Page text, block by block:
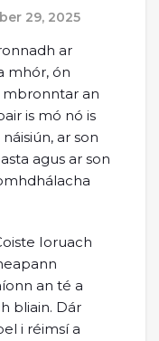
29, 2025
ar
mhór, ón
mbronntar an
is mó nó is
ar son
agus ar son
Ioruach
an té a
bliain. Dár
i réimsí a